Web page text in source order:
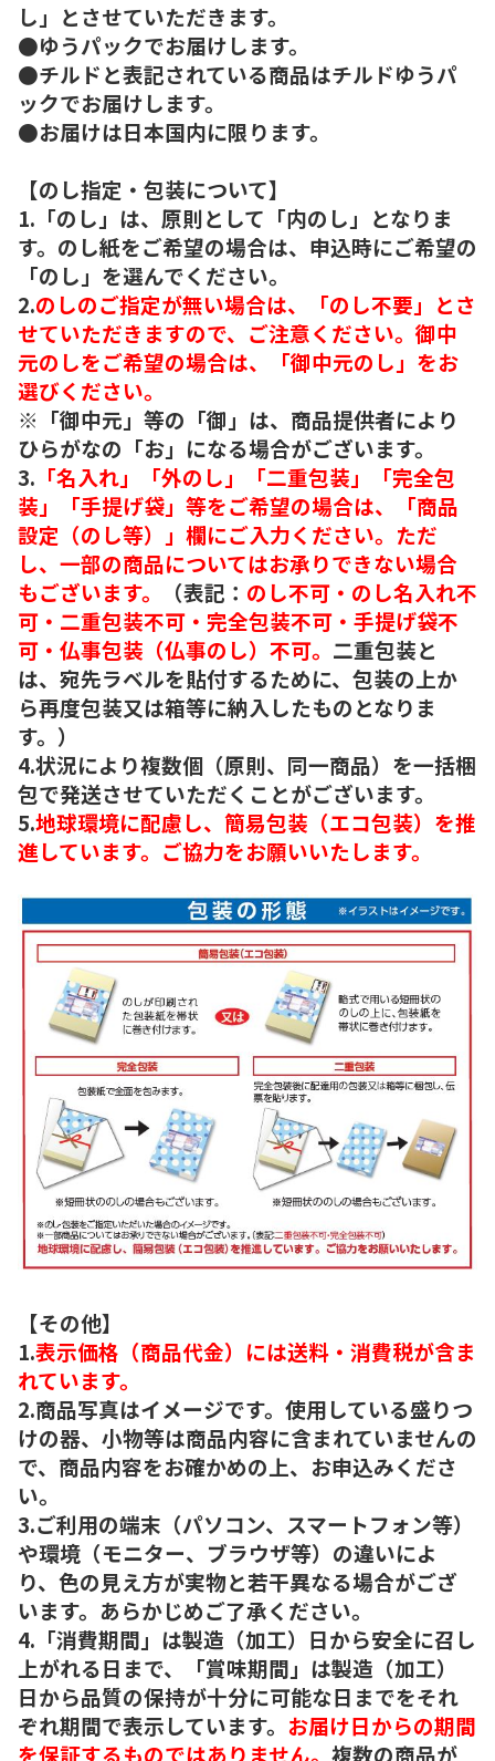
し」とさせていただきます。
●ゆうパックでお届けします。
●チルドと表記されている商品はチルドゆうパ
ックでお届けします。
●お届けは日本国内に限ります。
【のし指定・包装について】
1.「のし」は、原則として「内のし」となりま
す。のし紙をご希望の場合は、申込時にご希望の
「のし」を選んでください。
2.のしのご指定が無い場合は、「のし不要」とさ
せていただきますので、ご注意ください。御中
元のしをご希望の場合は、「御中元のし」をお
選びください。
※「御中元」等の「御」は、商品提供者により
ひらがなの「お」になる場合がございます。
3. 「名入れ」「外のし」「二重包装」「完全包
装」「手提げ袋」等をご希望の場合は、「商品
設定（のし等）」欄にご入力ください。ただ
し、一部の商品についてはお承りできない場合
もございます。
（表記： のし不可・のし名入れ不
可・二重包装不可・完全包装不可・手提げ袋不
可・仏事包装（仏事のし）不可。 二重包装と
は、宛先ラベルを貼付するために、包装の上か
ら再度包装又は箱等に納入したものとなりま
す。）
4.状況により複数個（原則、同一商品）を一括梱
包で発送させていただくことがございます。
5.地球環境に配慮し、簡易包装（エコ包装）を推
進しています。ご協力をお願いいたします。
【その他】
1.表示価格（商品代金）には送料・消費税が含ま
れています。
2.商品写真はイメージです。使用している盛りつ
けの器、小物等は商品内容に含まれていませんの
で、商品内容をお確かめの上、お申込みくださ
い。
3.ご利用の端末（パソコン、スマートフォン等）
や環境（モニター、ブラウザ等）の違いによ
り、色の見え方が実物と若干異なる場合がござ
います。あらかじめご了承ください。
4.「消費期間」は製造（加工）日から安全に召し
上がれる日まで、「賞味期間」は製造（加工）
日から品質の保持が十分に可能な日までをそれ
ぞれ期間で表示しています。 お届け日からの期間
を保証するものではありません。 複数の商品が